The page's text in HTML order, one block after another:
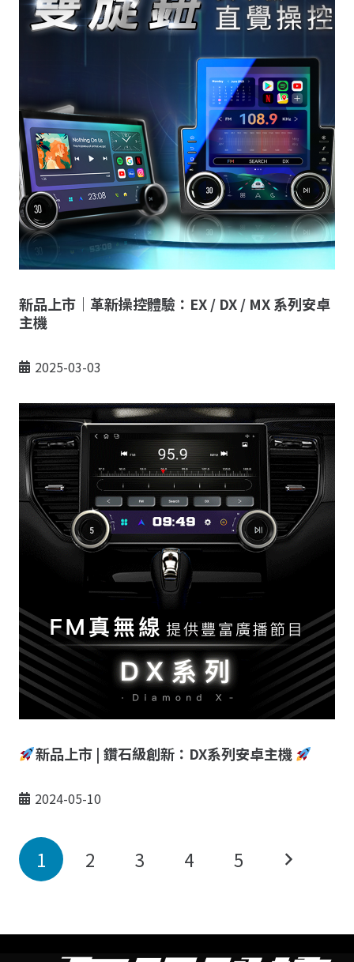
新品上市｜革新操控體驗：EX / DX / MX 系列安卓
主機
2025-03-03
新品上市 | 鑽石級創新：DX系列安卓主機
2024-05-10
1 2 3 4 5